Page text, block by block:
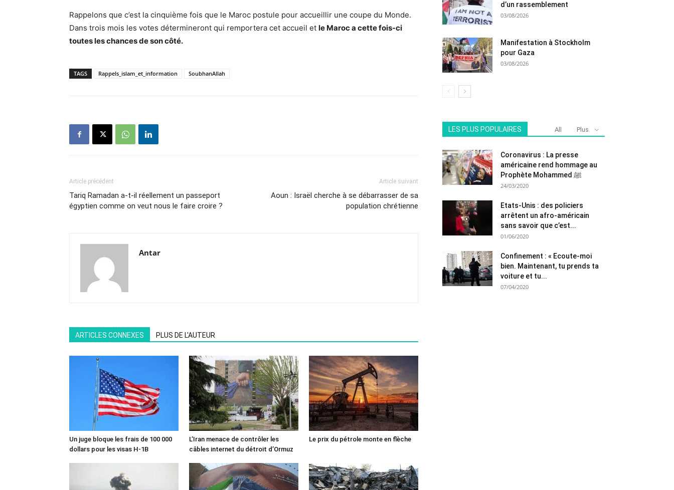
Rappelons que c’est la cinquième fois que le Maroc postule pour accueillir une coupe du Monde.
Dans trois mois les votes détermineront qui remportera cet accueil et le Maroc a cette fois-ci
toutes les chances de son côté.
TAGS Rappels_islam_et_information SoubhanAllah
Article précédent
Tariq Ramadan a-t-il réellement un passeport
égyptien comme on veut nous le faire croire ?
Article suivant
Aoun : Israël cherche à se débarrasser de sa
population chrétienne
Antar
ARTICLES CONNEXES PLUS DE L'AUTEUR
Un juge bloque les frais de 100 000
dollars pour les visas H-1B
L’Iran menace de contrôler les
câbles internet du détroit d’Ormuz
Le prix du pétrole monte en flèche
d’un rassemblement
03/08/2026
Manifestation à Stockholm
pour Gaza
03/08/2026
LES PLUS POPULAIRES All Plus
Coronavirus : La presse
américaine rend hommage au
Prophète Mohammed ﷺ
24/03/2020
Etats-Unis : des policiers
arrêtent un afro-américain
sans savoir que c’est...
01/06/2020
Confinement : « Ecoute-moi
bien. Maintenant, tu prends ta
voiture et tu...
07/04/2020